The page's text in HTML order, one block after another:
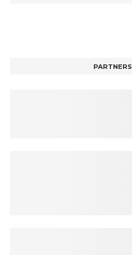
PARTNERS